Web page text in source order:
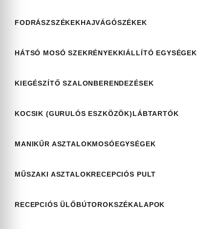
FODRÁSZSZÉKEKHAJVÁGÓSZÉKEK
HÁTSÓ MOSÓ SZEKRÉNYEKKIÁLLÍTÓ EGYSÉGEK
KIEGÉSZÍTŐ SZALONBERENDEZÉSEK
KOCSIK (GURULÓS ESZKÖZÖK)LÁBTARTÓK
MANIKŰR ASZTALOKMOSÓEGYSÉGEK
MŰSZAKI ASZTALOKRECEPCIÓS PULT
RECEPCIÓS ÜLŐBÚTOROKSZÉKALAPOK